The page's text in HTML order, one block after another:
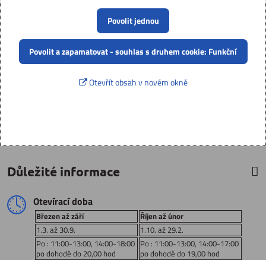
Povolit jednou
Povolit a zapamatovat - souhlas s druhem cookie: Funkční
Otevřít obsah v novém okně
Důležité informace
Otevírací doba
Březen až září
Říjen až únor
1.3. až 30.9.
1.10. až 29.2.
Po : 11:00-13:00, 14:00-18:00
po dohodě do 20,00 hod
Po : 11:00-13:00, 14:00-17:00
po dohodě do 19,00 hod